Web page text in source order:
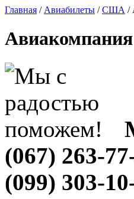
Главная / Авиабилеты /США /
Авиакомпания
(067) 263-
(099) 303-